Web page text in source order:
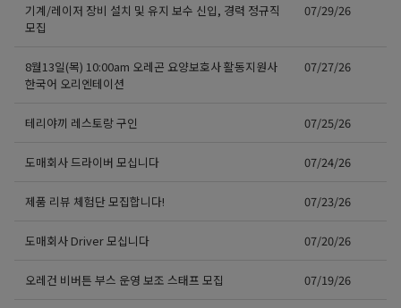
기계/레이저 장비 설치 및 유지 보수 신입, 경력 정규직
모집
07/29/26
8월13일(목) 10:00am 오레곤 요양보호사 활동지원사
한국어 오리엔테이션
07/27/26
테리야끼 레스토랑 구인 07/25/26
도매회사 드라이버 모십니다 07/24/26
제품 리뷰 체험단 모집합니다! 07/23/26
도매회사 Driver 모십니다 07/20/26
오레건 비버튼 부스 운영 보조 스태프 모집 07/19/26